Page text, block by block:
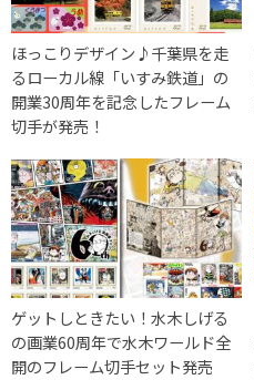
ほっこりデザイン♪千葉県を走
るローカル線「いすみ鉄道」の
開業30周年を記念したフレーム
切手が発売！
ゲットしときたい！水木しげる
の画業60周年で水木ワールド全
開のフレーム切手セット発売